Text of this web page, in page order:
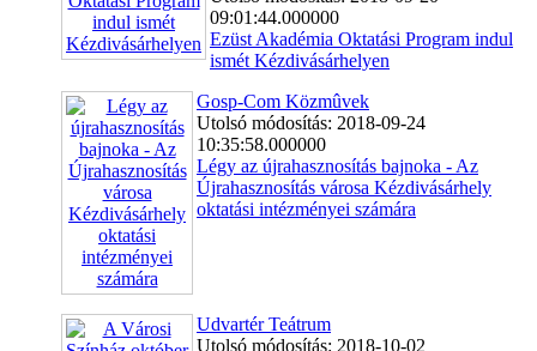
09:01:44.000000
Ezüst Akadémia Oktatási Program indul
ismét Kézdivásárhelyen
Gosp-Com Közmûvek
Utolsó módosítás: 2018-09-24
10:35:58.000000
Légy az újrahasznosítás bajnoka - Az
Újrahasznosítás városa Kézdivásárhely
oktatási intézményei számára
Udvartér Teátrum
Utolsó módosítás: 2018-10-02